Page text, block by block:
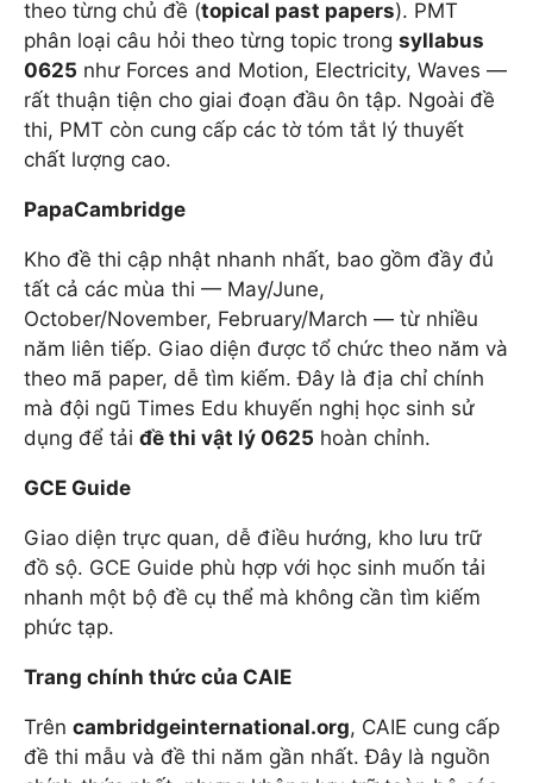
theo từng chủ đề (topical past papers). PMT
phân loại câu hỏi theo từng topic trong syllabus
0625 như Forces and Motion, Electricity, Waves —
rất thuận tiện cho giai đoạn đầu ôn tập. Ngoài đề
thi, PMT còn cung cấp các tờ tóm tắt lý thuyết
chất lượng cao.
PapaCambridge
Kho đề thi cập nhật nhanh nhất, bao gồm đầy đủ
tất cả các mùa thi — May/June,
October/November, February/March — từ nhiều
năm liên tiếp. Giao diện được tổ chức theo năm và
theo mã paper, dễ tìm kiếm. Đây là địa chỉ chính
mà đội ngũ Times Edu khuyến nghị học sinh sử
dụng để tải đề thi vật lý 0625 hoàn chỉnh.
GCE Guide
Giao diện trực quan, dễ điều hướng, kho lưu trữ
đồ sộ. GCE Guide phù hợp với học sinh muốn tải
nhanh một bộ đề cụ thể mà không cần tìm kiếm
phức tạp.
Trang chính thức của CAIE
Trên cambridgeinternational.org, CAIE cung cấp
đề thi mẫu và đề thi năm gần nhất. Đây là nguồn